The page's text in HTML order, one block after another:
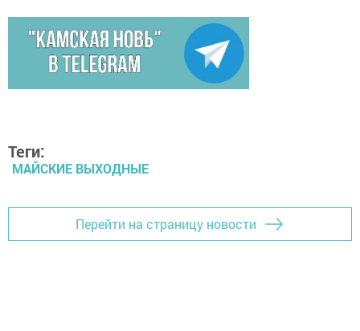
Теги:
МАЙСКИЕ ВЫХОДНЫЕ
Перейти на страницу новости